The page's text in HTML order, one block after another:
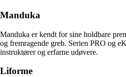
Manduka
Manduka er kendt for sine holdbare
og fremragende greb. Serien PRO og
instruktører og erfarne udøvere.
Liforme